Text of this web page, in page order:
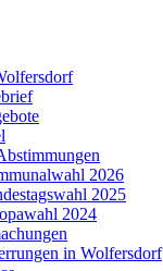
2026
2025
2024
in Wolfersdorf